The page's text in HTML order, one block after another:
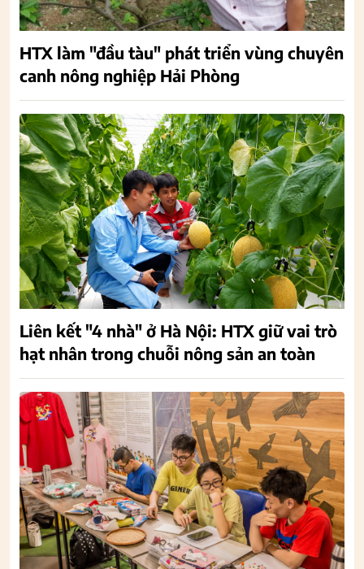
HTX làm "đầu tàu" phát triển vùng chuyên
canh nông nghiệp Hải Phòng
Liên kết "4 nhà" ở Hà Nội: HTX giữ vai trò
hạt nhân trong chuỗi nông sản an toàn